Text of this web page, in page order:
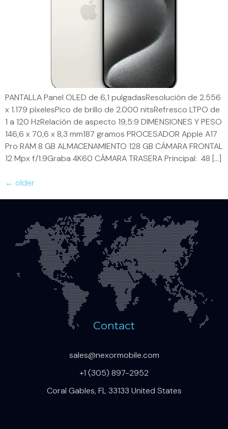
PANTALLA Panel OLED de 6,1 pulgadasResolución de 2.556
x 1.179 píxelesPico de brillo de 2.000 nitsRefresco LTPO de
1 a 120 HzRelación de aspecto 19,5:9 DIMENSIONES Y PESO
146,6 x 70,6 x 8,3 mm187 gramos PROCESADOR Apple A17
Pro RAM 8 GB ALMACENAMIENTO 128 GB CÁMARA FRONTAL
12 Mpx f/1.9Graba 4K60 CÁMARA TRASERA Principal: 48 […]
← older
Contact
sales@nexormobile.com
+1 (305) 897-2952
Coral Gables, FL 33133 United States